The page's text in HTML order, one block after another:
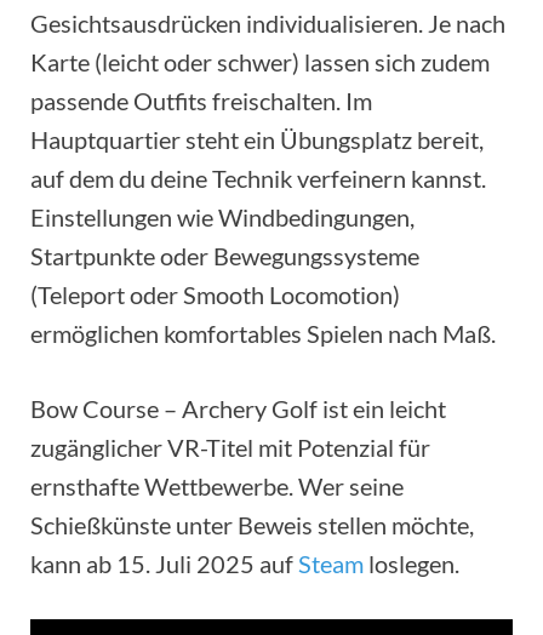
Gesichtsausdrücken individualisieren. Je nach
Karte (leicht oder schwer) lassen sich zudem
passende Outfits freischalten. Im
Hauptquartier steht ein Übungsplatz bereit,
auf dem du deine Technik verfeinern kannst.
Einstellungen wie Windbedingungen,
Startpunkte oder Bewegungssysteme
(Teleport oder Smooth Locomotion)
ermöglichen komfortables Spielen nach Maß.
Bow Course – Archery Golf ist ein leicht
zugänglicher VR-Titel mit Potenzial für
ernsthafte Wettbewerbe. Wer seine
Schießkünste unter Beweis stellen möchte,
kann ab 15. Juli 2025 aufSteam loslegen.